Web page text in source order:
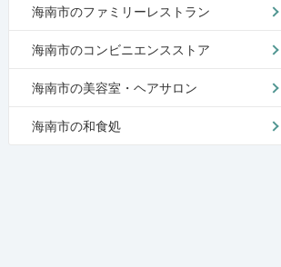
海南市のファミリーレストラン
海南市のコンビニエンスストア
海南市の美容室・ヘアサロン
海南市の和食処